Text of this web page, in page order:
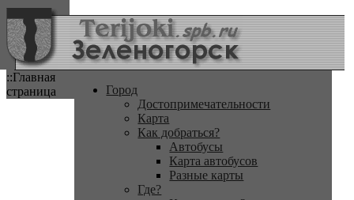
::Главная
страница
Город
Достопримечательности
Карта
Как добраться?
Автобусы
Карта автобусов
Разные карты
Где?